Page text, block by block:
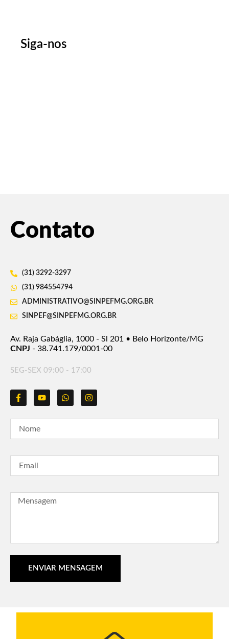
Siga-nos
Contato
(31) 3292-3297
(31) 984554794
ADMINISTRATIVO@SINPEFMG.ORG.BR
SINPEF@SINPEFMG.ORG.BR
Av. Raja Gabáglia, 1000 - Sl 201 • Belo Horizonte/MG
CNPJ - 38.741.179/0001-00
SEG-SEX 09:00 - 17:00
ENVIAR MENSAGEM